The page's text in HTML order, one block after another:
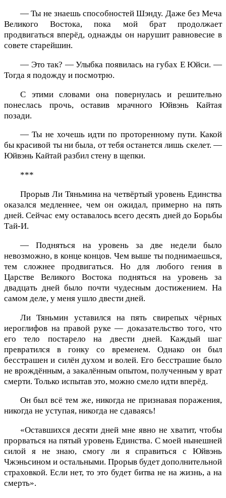
— Ты не знаешь способностей Шэнду. Даже без Меча
Великого Востока, пока мой брат продолжает
продвигаться вперёд, однажды он нарушит равновесие в
совете старейшин.
— Это так? — Улыбка появилась на губах Е Юйси. —
Тогда я подожду и посмотрю.
С этими словами она повернулась и решительно
понеслась прочь, оставив мрачного Юйвэнь Кайтая
позади.
— Ты не хочешь идти по проторенному пути. Какой
бы красивой ты ни была, от тебя останется лишь скелет. —
Юйвэнь Кайтай разбил стену в щепки.
***
Прорыв Ли Тяньмина на четвёртый уровень Единства
оказался медленнее, чем он ожидал, примерно на пять
дней. Сейчас ему оставалось всего десять дней до Борьбы
Тай-И.
— Подняться на уровень за две недели было
невозможно, в конце концов. Чем выше ты поднимаешься,
тем сложнее продвигаться. Но для любого гения в
Царстве Великого Востока подняться на уровень за
двадцать дней было почти чудесным достижением. На
самом деле, у меня ушло двести дней.
Ли Тяньмин уставился на пять свирепых чёрных
иероглифов на правой руке — доказательство того, что
его тело постарело на двести дней. Каждый шаг
превратился в гонку со временем. Однако он был
бесстрашен и силён духом и волей. Его бесстрашие было
не врождённым, а закалённым опытом, полученным у врат
смерти. Только испытав это, можно смело идти вперёд.
Он был всё тем же, никогда не признавая поражения,
никогда не уступая, никогда не сдаваясь!
«Оставшихся десяти дней мне явно не хватит, чтобы
прорваться на пятый уровень Единства. С моей нынешней
силой я не знаю, смогу ли я справиться с Юйвэнь
Чжэньсином и остальными. Прорыв будет дополнительной
страховкой. Если нет, то это будет битва не на жизнь, а на
смерть».